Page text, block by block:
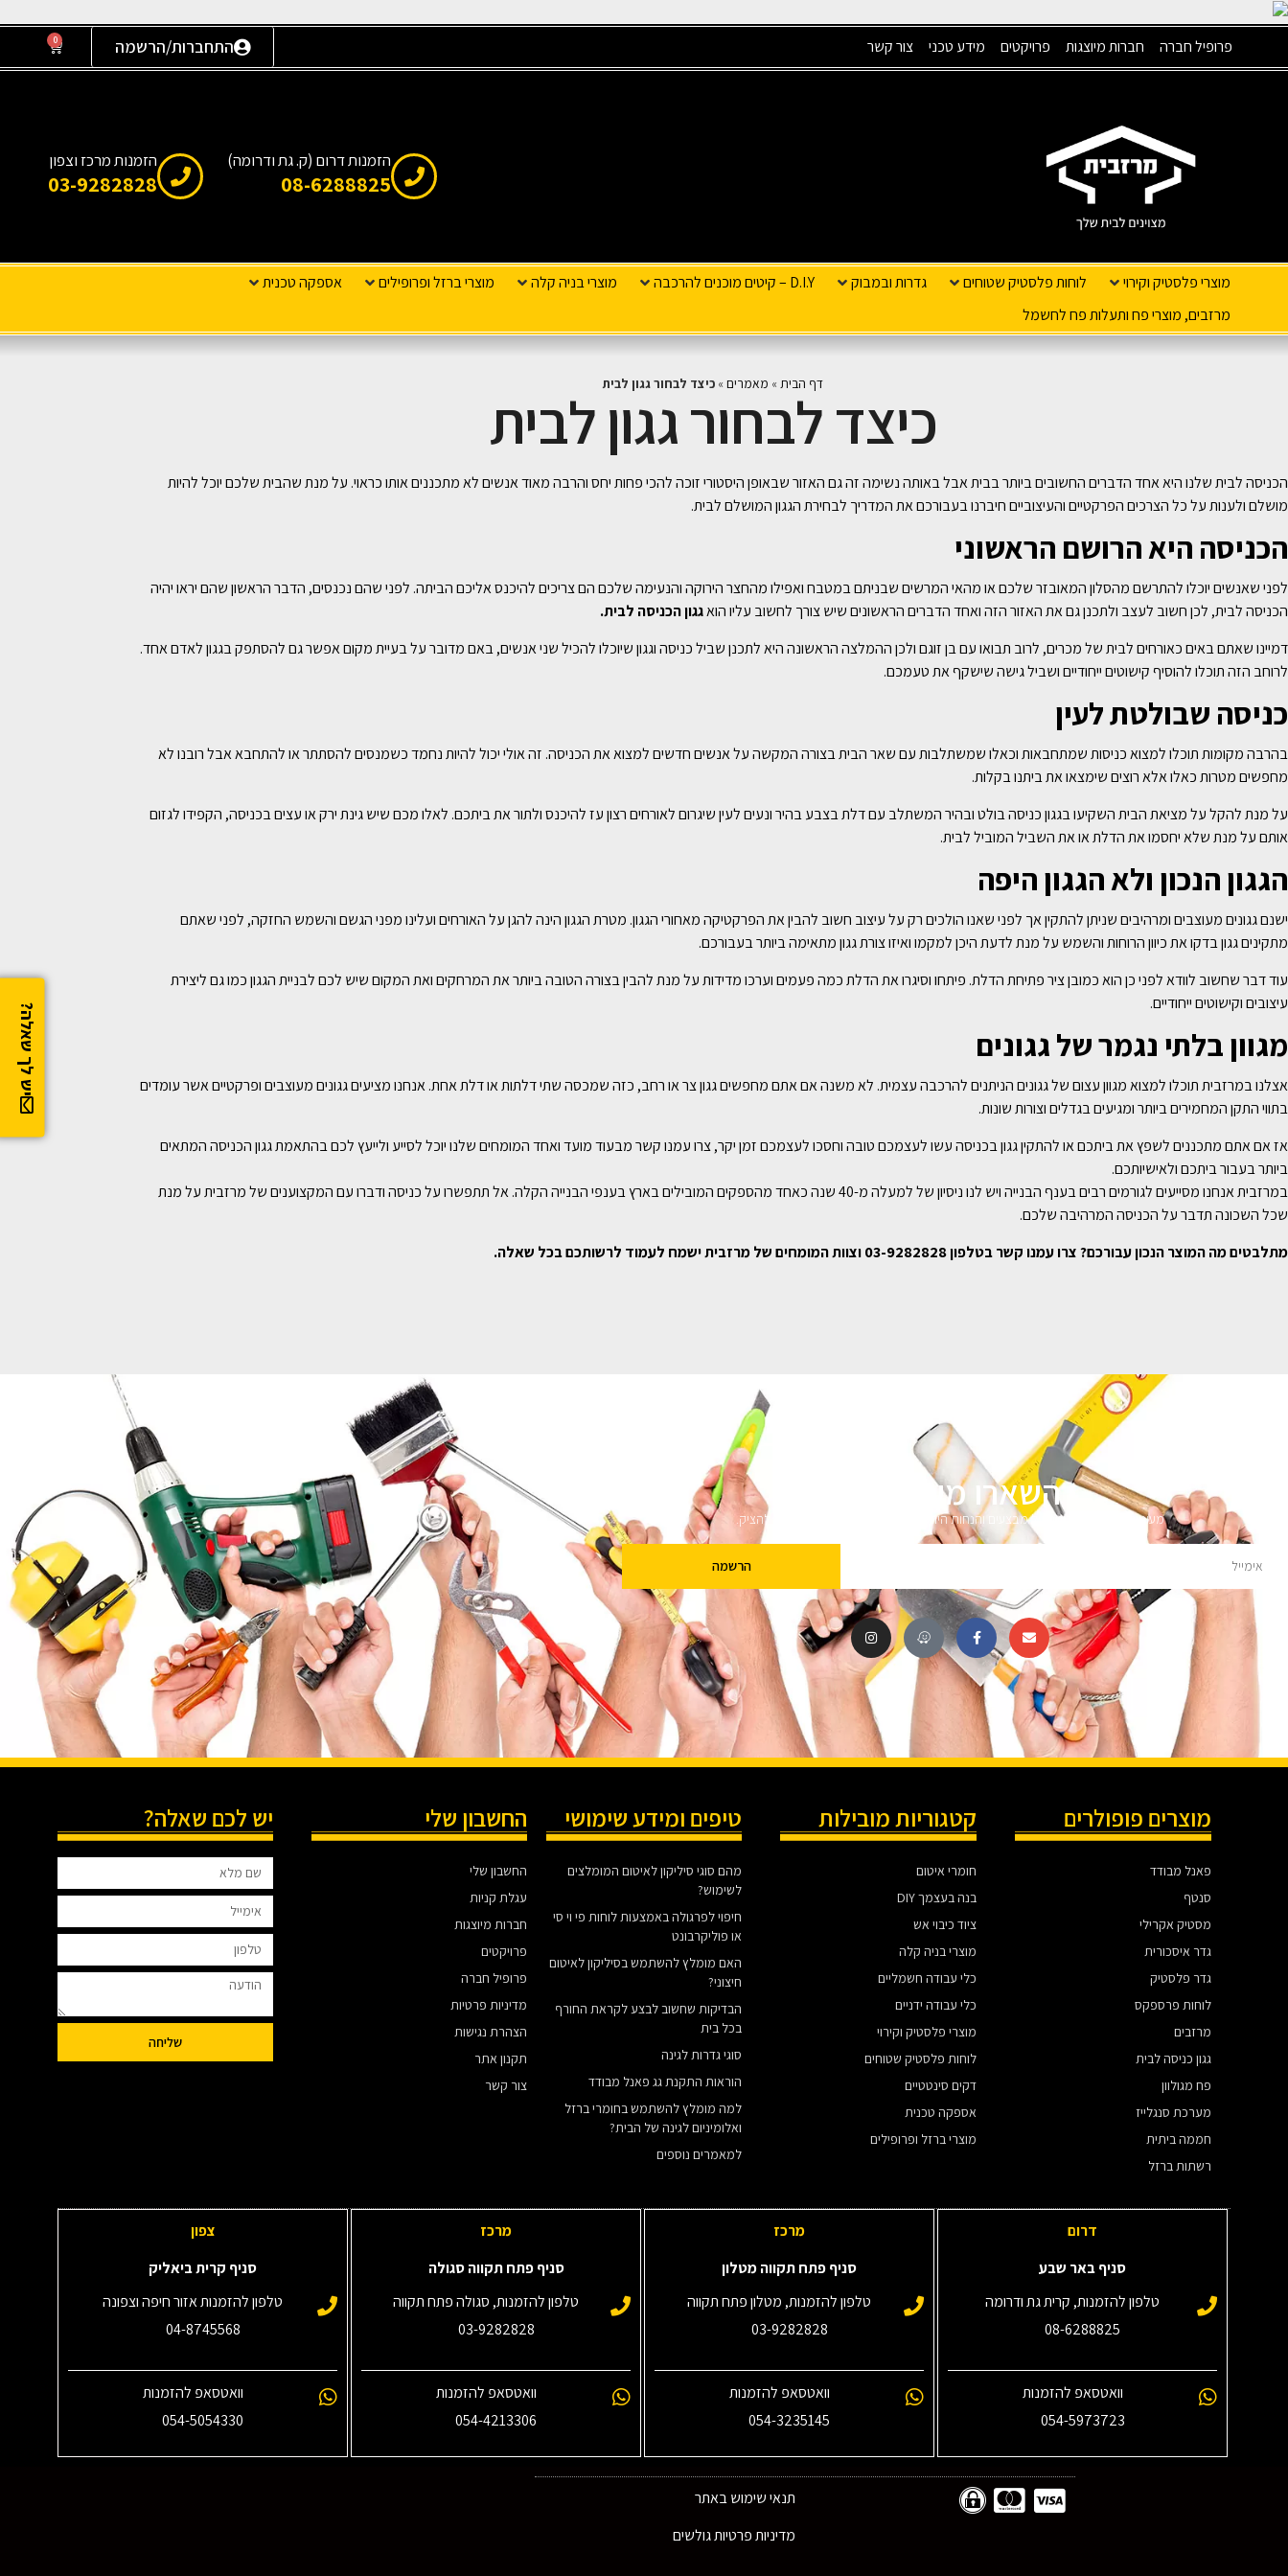
פרופיל חברה חברות מיוצגות פרויקטים מידע טכני צור קשר התחברות/הרשמה 0
יש לך שאלה?
הזמנות דרום (ק. גת ודרומה)
08-6288825
הזמנות מרכז וצפון
03-9282828
מוצרי פלסטיק וקירוי לוחות פלסטיק שטוחים גדרות ובמבוק D.I.Y – קיטים מוכנים להרכבה מוצרי בניה קלה מוצרי ברזל ופרופילים
אספקה טכנית
מרזבים, מוצרי פח ותעלות פח לחשמל
דף הבית » מאמרים » כיצד לבחור גגון לבית
כיצד לבחור גגון לבית
הכניסה לבית שלנו היא אחד הדברים החשובים ביותר בבית אבל באותה נשימה זה גם האזור שבאופן היסטורי זוכה להכי פחות יחס והרבה מאוד אנשים לא מתכננים אותו כראוי. על מנת שהבית שלכם יוכל להיות
מושלם ולענות על כל הצרכים הפרקטיים והעיצוביים חיברנו בעבורכם את המדריך לבחירת הגגון המושלם לבית.
הכניסה היא הרושם הראשוני
לפני שאנשים יוכלו להתרשם מהסלון המאובזר שלכם או מהאי המרשים שבניתם במטבח ואפילו מהחצר הירוקה והנעימה שלכם הם צריכים להיכנס אליכם הביתה. לפני שהם נכנסים, הדבר הראשון שהם יראו יהיה
הכניסה לבית, לכן חשוב לעצב ולתכנן גם את האזור הזה ואחד הדברים הראשונים שיש צורך לחשוב עליו הואגגון הכניסה לבית.
דמיינו שאתם באים כאורחים לבית של מכרים, לרוב תבואו עם בן זוגם ולכן ההמלצה הראשונה היא לתכנן שביל כניסה וגגון שיוכלו להכיל שני אנשים, באם מדובר על בעיית מקום אפשר גם להסתפק בגגון לאדם אחד.
לרוחב הזה תוכלו להוסיף קישוטים ייחודיים ושביל גישה שישקף את טעמכם.
כניסה שבולטת לעין
בהרבה מקומות תוכלו למצוא כניסות שמתחבאות וכאלו שמשתלבות עם שאר הבית בצורה המקשה על אנשים חדשים למצוא את הכניסה. זה אולי יכול להיות נחמד כשמנסים להסתתר או להתחבא אבל רובנו לא
מחפשים מטרות כאלו אלא רוצים שימצאו את ביתנו בקלות.
על מנת להקל על מציאת הבית השקיעו בגגון כניסה בולט ובהיר המשתלב עם דלת בצבע בהיר ונעים לעין שיגרום לאורחים רצון עז להיכנס ולתור את ביתכם. לאלו מכם שיש גינת ירק או עצים בכניסה, הקפידו לגזום
אותם על מנת שלא יחסמו את הדלת או את השביל המוביל לבית.
הגגון הנכון ולא הגגון היפה
ישנם גגונים מעוצבים ומרהיבים שניתן להתקין אך לפני שאנו הולכים רק על עיצוב חשוב להבין את הפרקטיקה מאחורי הגגון. מטרת הגגון הינה להגן על האורחים ועלינו מפני הגשם והשמש החזקה, לפני שאתם
מתקינים גגון בדקו את כיוון הרוחות והשמש על מנת לדעת היכן למקמו ואיזו צורת גגון מתאימה ביותר בעבורכם.
עוד דבר שחשוב לוודא לפני כן הוא כמובן ציר פתיחת הדלת. פיתחו וסיגרו את הדלת כמה פעמים וערכו מדידות על מנת להבין בצורה הטובה ביותר את המרחקים ואת המקום שיש לכם לבניית הגגון כמו גם ליצירת
עיצובים וקישוטים ייחודיים.
מגוון בלתי נגמר של גגונים
אצלנו במרזבית תוכלו למצוא מגוון עצום של גגונים הניתנים להרכבה עצמית. לא משנה אם אתם מחפשים גגון צר או רחב, כזה שמכסה שתי דלתות או דלת אחת. אנחנו מציעים גגונים מעוצבים ופרקטיים אשר עומדים
בתווי התקן המחמירים ביותר ומגיעים בגדלים וצורות שונות.
אז אם אתם מתכננים לשפץ את ביתכם או להתקין גגון בכניסה עשו לעצמכם טובה וחסכו לעצמכם זמן יקר, צרו עמנו קשר מבעוד מועד ואחד המומחים שלנו יוכל לסייע ולייעץ לכם בהתאמת גגון הכניסה המתאים
ביותר בעבור ביתכם ולאישיותכם.
במרזבית אנחנו מסייעים לגורמים רבים בענף הבנייה ויש לנו ניסיון של למעלה מ-40 שנה כאחד מהספקים המובילים בארץ בענפי הבנייה הקלה. אל תתפשרו על כניסה ודברו עם המקצוענים של מרזבית על מנת
שכל השכונה תדבר על הכניסה המרהיבה שלכם.
מתלבטים מה המוצר הנכון עבורכם? צרו עמנו קשר בטלפון03-9282828וצוות המומחים של מרזבית ישמח לעמוד לרשותכם בכל שאלה.
השארו מעודכנים
מעוניינים לקבל עדכונים על מבצעים והנחות הירשמו לניוזלטר שלנו מבטיחים לא להציק.
הרשמה
מוצרים פופולרים
פאנל מבודד
סנטף
מסטיק אקרילי
גדר איסכורית
גדר פלסטיק
לוחות פרספקס
מרזבים
גגון כניסה לבית
פח מגולוון
מערכת סנגלייז
חממה ביתית
רשתות ברזל
קטגוריות מובילות
חומרי איטום
בנה בעצמך DIY
ציוד כיבוי אש
מוצרי בניה קלה
כלי עבודה חשמליים
כלי עבודה ידניים
מוצרי פלסטיק וקירוי
לוחות פלסטיק שטוחים
דקים סינטטיים
אספקה טכנית
מוצרי ברזל ופרופילים
טיפים ומידע שימושי
מהם סוגי סיליקון לאיטום המומלצים
לשימוש?
חיפוי לפרגולה באמצעות לוחות פי וי סי
או פוליקרבונט
האם מומלץ להשתמש בסיליקון לאיטום
חיצוני?
הבדיקות שחשוב לבצע לקראת החורף
בכל בית
סוגי גדרות לגינה
הוראות התקנת גג פאנל מבודד
למה מומלץ להשתמש בחומרי ברזל
ואלומיניום לגינה של הבית?
למאמרים נוספים
החשבון שלי
החשבון שלי
עגלת קניות
חברות מיוצגות
פרויקטים
פרופיל חברה
מדיניות פרטיות
הצהרת נגישות
תקנון אתר
צור קשר
יש לכם שאלה?
שליחה
דרום
סניף באר שבע
טלפון להזמנות, קרית גת ודרומה
08-6288825
וואטסאפ להזמנות
054-5973723
מרכז
סניף פתח תקווה מטלון
טלפון להזמנות, מטלון פתח תקווה
03-9282828
וואטסאפ להזמנות
054-3235145‎
מרכז
סניף פתח תקווה סגולה
טלפון להזמנות, סגולה פתח תקווה
03-9282828
וואטסאפ להזמנות
054-4213306
צפון
סניף קרית ביאליק
טלפון להזמנות אזור חיפה וצפונה
04-8745568
וואטסאפ להזמנות
054-5054330
תנאי שימוש באתר
מדיניות פרטיות גולשים